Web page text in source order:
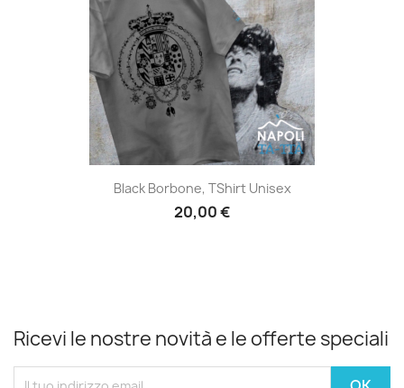
Black Borbone, TShirt Unisex
20,00 €
Ricevi le nostre novità e le offerte speciali